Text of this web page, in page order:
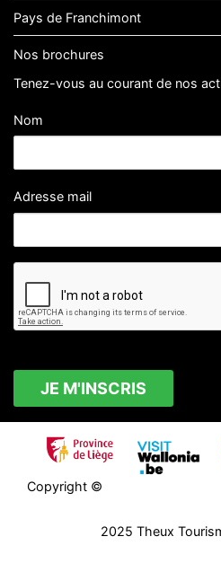
Pays de Franchimont
Nos brochures
Tenez-vous au courant de nos
Nom
Adresse mail
Copyright ©
2025 Theux